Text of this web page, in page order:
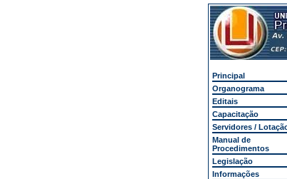
Principal
Organograma
Editais
Capacitação
Servidores /
Manual de
Procedimentos
Legislação
Informações